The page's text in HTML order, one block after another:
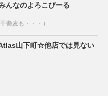
なのよろこびーる
蕎麦も・・・）
山下町☆他店では見ない